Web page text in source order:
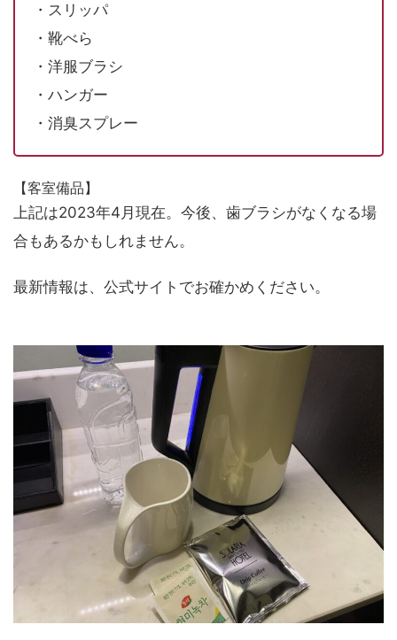
・スリッパ
・靴べら
・洋服ブラシ
・ハンガー
・消臭スプレー
【客室備品】
上記は2023年4月現在。今後、歯ブラシがなくなる場
合もあるかもしれません。
最新情報は、公式サイトでお確かめください。